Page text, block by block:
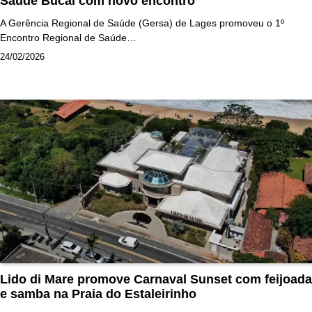
A Gerência Regional de Saúde (Gersa) de Lages promoveu o 1º
Encontro Regional de Saúde…
24/02/2026
Lido di Mare promove Carnaval Sunset com feijoada
e samba na Praia do Estaleirinho